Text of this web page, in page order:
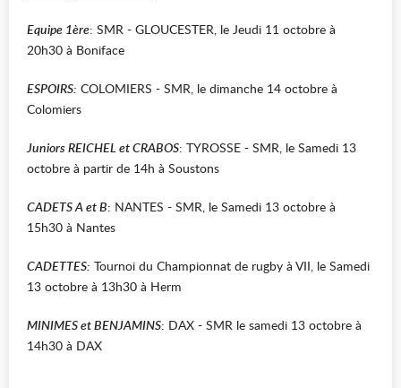
Equipe 1ère: SMR - GLOUCESTER, le Jeudi 11 octobre à
20h30 à Boniface
ESPOIRS: COLOMIERS - SMR, le dimanche 14 octobre à
Colomiers
Juniors REICHEL et CRABOS: TYROSSE - SMR, le Samedi 13
octobre à partir de 14h à Soustons
CADETS A et B: NANTES - SMR, le Samedi 13 octobre à
15h30 à Nantes
CADETTES: Tournoi du Championnat de rugby à VII, le Samedi
13 octobre à 13h30 à Herm
MINIMES et BENJAMINS: DAX - SMR le samedi 13 octobre à
14h30 à DAX